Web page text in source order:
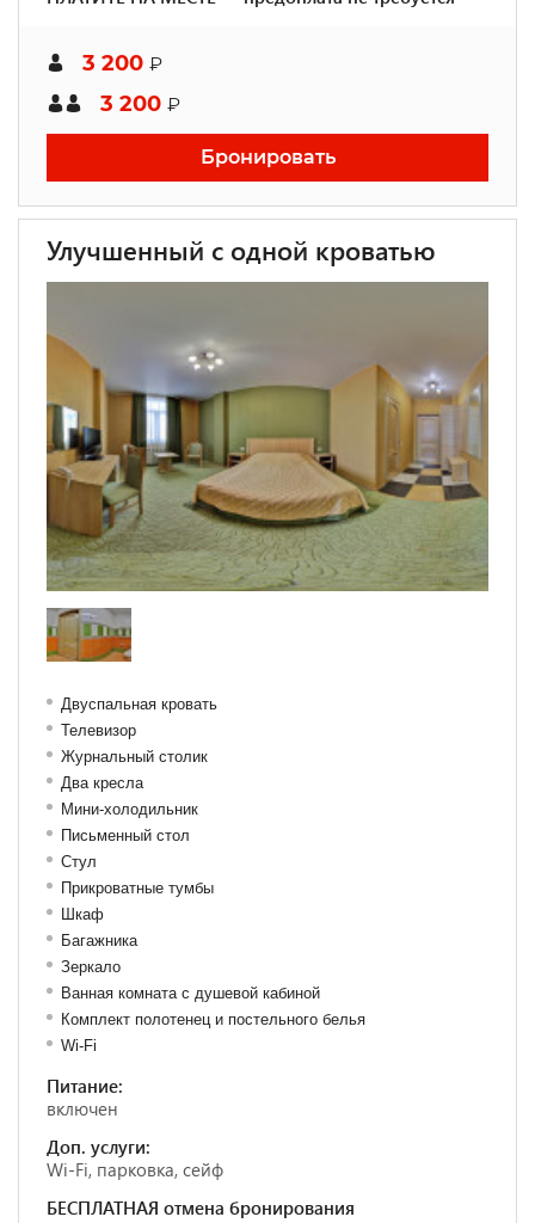
3 200 ₽
3 200 ₽
Бронировать
Улучшенный с одной кроватью
Двуспальная кровать
Телевизор
Журнальный столик
Два кресла
Мини-холодильник
Письменный стол
Стул
Прикроватные тумбы
Шкаф
Багажника
Зеркало
Ванная комната с душевой кабиной
Комплект полотенец и постельного белья
Wi-Fi
Питание:
включен
Доп. услуги:
Wi-Fi, парковка, сейф
БЕСПЛАТНАЯ отмена бронирования